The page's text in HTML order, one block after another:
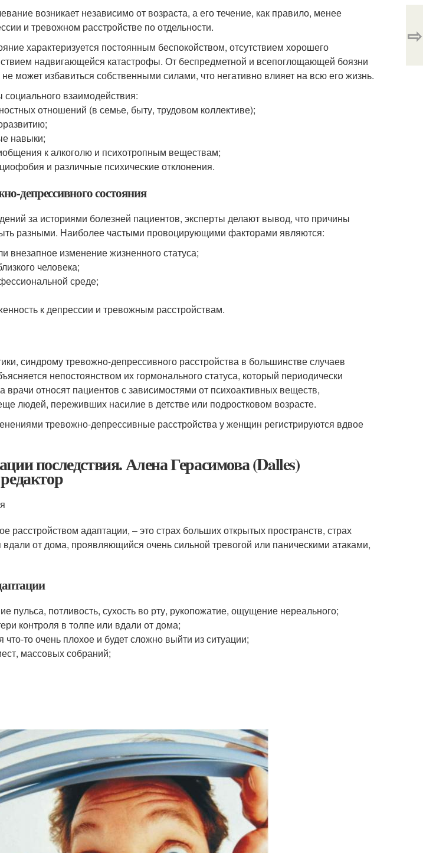
возникает независимо от возраста, а его течение, как правило, менее
и тревожном расстройстве по отдельности.
характеризуется постоянным беспокойством, отсутствием хорошего
надвигающейся катастрофы. От беспредметной и всепоглощающей боязни
может избавиться собственными силами, что негативно влияет на всю его жизнь.
взаимодействия:
отношений (в семье, быту, трудовом коллективе);
навыки;
к алкоголю и психотропным веществам;
и различные психические отклонения.
депрессивного состояния
за историями болезней пациентов, эксперты делают вывод, что причины
разными. Наиболее частыми провоцирующими факторами являются:
внезапное изменение жизненного статуса;
человека;
среде;
к депрессии и тревожным расстройствам.
синдрому тревожно-депрессивного расстройства в большинстве случаев
непостоянством их гормонального статуса, который периодически
врачи относят пациентов с зависимостями от психоактивных веществ,
людей, переживших насилие в детстве или подростковом возрасте.
тревожно-депрессивные расстройства у женщин регистрируются вдвое
последствия. Алена Герасимова (Dalles)
расстройством адаптации, – это страх больших открытых пространств, страх
вдали от дома, проявляющийся очень сильной тревогой или паническими атаками,
пульса, потливость, сухость во рту, рукопожатие, ощущение нереального;
контроля в толпе или вдали от дома;
что-то очень плохое и будет сложно выйти из ситуации;
массовых собраний;
⇨